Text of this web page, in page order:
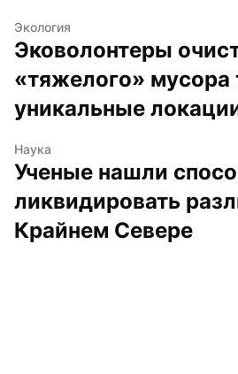
Экология
Эковолонтеры
«тяжелого» мусора
уникальные
Наука
Ученые нашли
ликвидировать
Крайнем Севере